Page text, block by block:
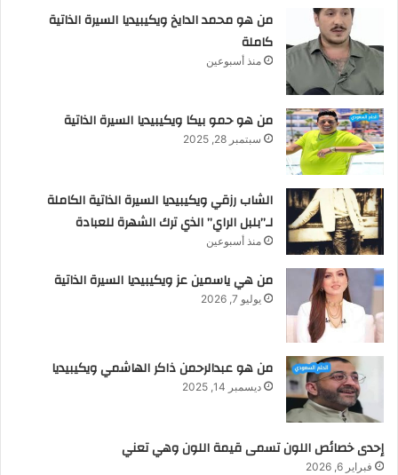
من هو محمد الدايخ ويكيبيديا السيرة الذاتية
كاملة
منذ أسبوعين
من هو حمو بيكا ويكيبيديا السيرة الذاتية
سبتمبر 28, 2025
الشاب رزقي ويكيبيديا السيرة الذاتية الكاملة
لـ”بلبل الراي” الذي ترك الشهرة للعبادة
منذ أسبوعين
من هي ياسمين عز ويكيبيديا السيرة الذاتية
يوليو 7, 2026
من هو عبدالرحمن ذاكر الهاشمي ويكيبيديا
ديسمبر 14, 2025
إحدى خصائص اللون تسمى قيمة اللون وهي تعني
فبراير 6, 2026